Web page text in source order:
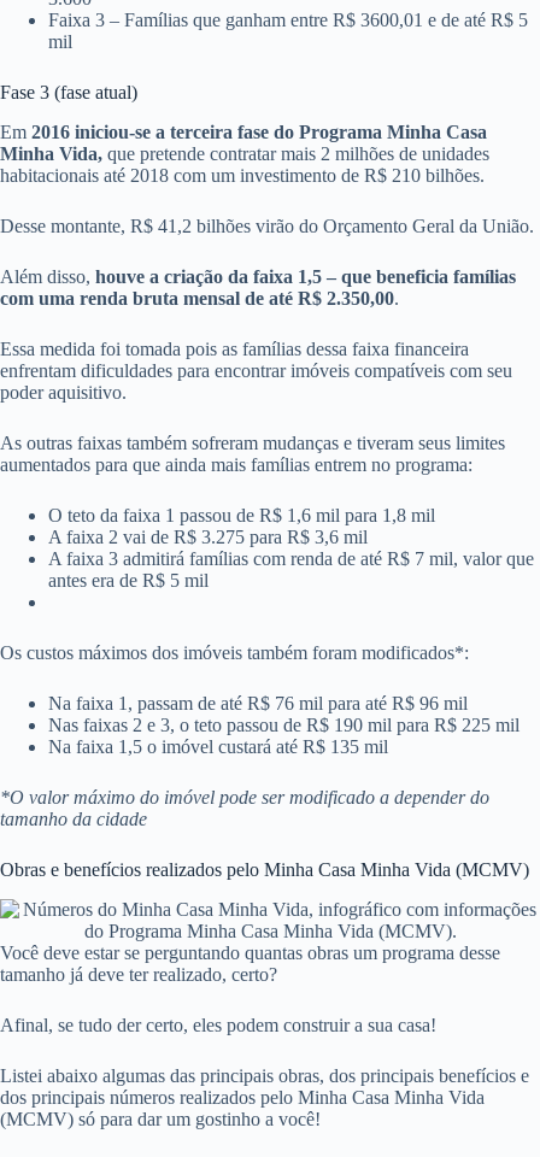
Faixa 3 – Famílias que ganham entre R$ 3600,01 e de até R$ 5
mil
Fase 3 (fase atual)
Em 2016 iniciou-se a terceira fase do Programa Minha Casa
Minha Vida, que pretende contratar mais 2 milhões de unidades
habitacionais até 2018 com um investimento de R$ 210 bilhões.
Desse montante, R$ 41,2 bilhões virão do Orçamento Geral da União.
Além disso, houve a criação da faixa 1,5 – que beneficia famílias
com uma renda bruta mensal de até R$ 2.350,00.
Essa medida foi tomada pois as famílias dessa faixa financeira
enfrentam dificuldades para encontrar imóveis compatíveis com seu
poder aquisitivo.
As outras faixas também sofreram mudanças e tiveram seus limites
aumentados para que ainda mais famílias entrem no programa:
O teto da faixa 1 passou de R$ 1,6 mil para 1,8 mil
A faixa 2 vai de R$ 3.275 para R$ 3,6 mil
A faixa 3 admitirá famílias com renda de até R$ 7 mil, valor que
antes era de R$ 5 mil
Os custos máximos dos imóveis também foram modificados*:
Na faixa 1, passam de até R$ 76 mil para até R$ 96 mil
Nas faixas 2 e 3, o teto passou de R$ 190 mil para R$ 225 mil
Na faixa 1,5 o imóvel custará até R$ 135 mil
*O valor máximo do imóvel pode ser modificado a depender do
tamanho da cidade
Obras e benefícios realizados pelo Minha Casa Minha Vida (MCMV)
Você deve estar se perguntando quantas obras um programa desse
tamanho já deve ter realizado, certo?
Afinal, se tudo der certo, eles podem construir a sua casa!
Listei abaixo algumas das principais obras, dos principais benefícios e
dos principais números realizados pelo Minha Casa Minha Vida
(MCMV) só para dar um gostinho a você!